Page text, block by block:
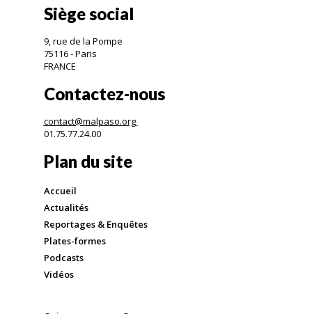
Siège social
9, rue de la Pompe
75116 - Paris
FRANCE
Contactez-nous
contact@malpaso.org
01.75.77.24.00
Plan du site
Accueil
Actualités
Reportages & Enquêtes
Plates-formes
Podcasts
Vidéos